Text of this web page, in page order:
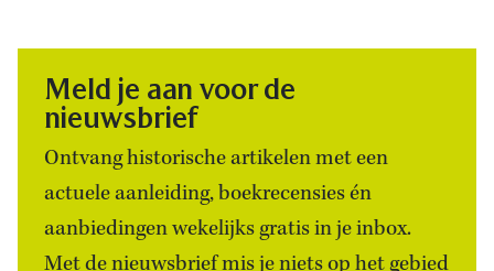
Meld je aan voor de
nieuwsbrief
Ontvang historische artikelen met een
actuele aanleiding, boekrecensies én
aanbiedingen wekelijks gratis in je inbox.
Met de nieuwsbrief mis je niets op het gebied